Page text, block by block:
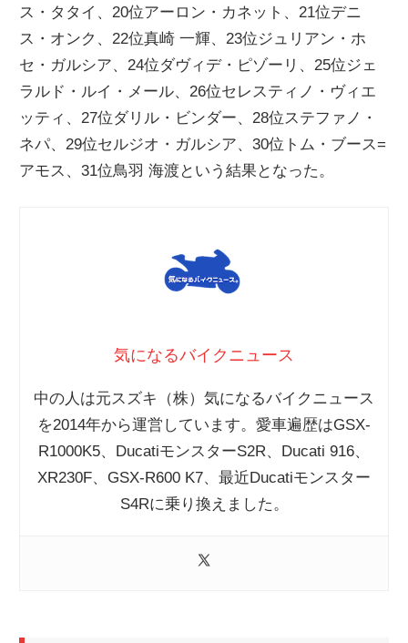
ス
ス・タタイ、20位アーロン・カネット、21位デニ
ス・オンク、22位真崎 一輝、23位ジュリアン・ホ
セ・ガルシア、24位ダヴィデ・ピゾーリ、25位ジェ
ラルド・ルイ・メール、26位セレスティノ・ヴィエ
ッティ、27位ダリル・ビンダー、28位ステファノ・
ネパ、29位セルジオ・ガルシア、30位トム・ブース=
アモス、31位鳥羽 海渡という結果となった。
気になるバイクニュース
中の人は元スズキ（株）気になるバイクニュース
を2014年から運営しています。愛車遍歴はGSX-
R1000K5、DucatiモンスターS2R、Ducati 916、
XR230F、GSX-R600 K7、最近Ducatiモンスター
S4Rに乗り換えました。